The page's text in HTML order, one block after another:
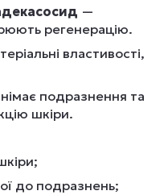
—
регенерацію.
властивості,
подразнення та
шкіри.
до подразнень;